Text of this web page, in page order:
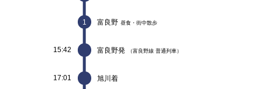
1 富良野 昼食・街中散歩
15:42 富良野発 （富良野線 普通列車）
17:01 旭川着